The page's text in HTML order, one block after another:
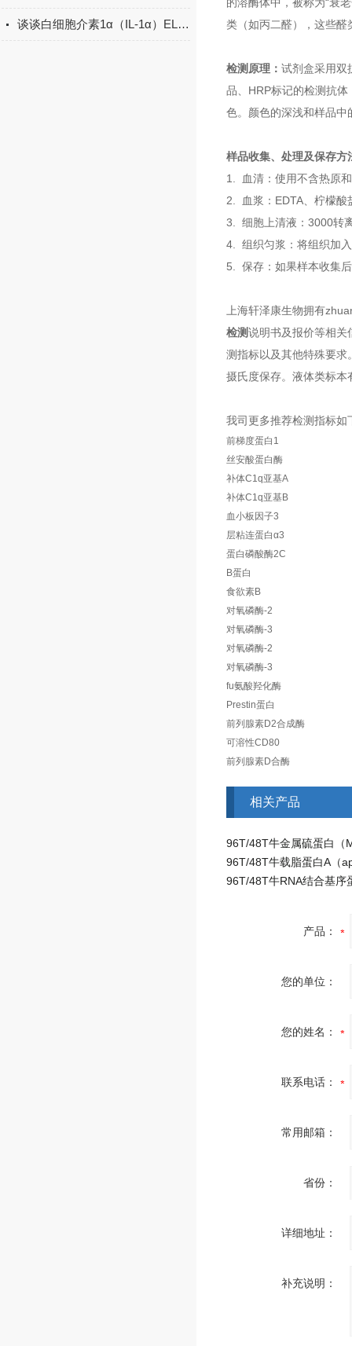
谈谈白细胞介素1α（IL-1α）ELISA试剂盒的操作步骤
类（如丙二醛），这些
检测原理： 试剂盒采用双
品、HRP标记的检测抗
色。颜色的深浅和样品
样品收集、处理及保存
1. 血清：使用不含热原
2. 血浆：EDTA、柠檬酸
3. 细胞上清液：3000转
4. 组织匀浆：将组织加
5. 保存：如果样本收集
上海轩泽康生物拥有
检测说明书及报价等相关
测指标以及其他特殊要
摄氏度保存。液体类标
我司更多推荐检测指标如
前梯度蛋白1
丝安酸蛋白酶
补体C1q亚基A
补体C1q亚基B
血小板因子3
层粘连蛋白α3
蛋白磷酸酶2C
B蛋白
食欲素B
对氧磷酶-2
对氧磷酶-3
对氧磷酶-2
对氧磷酶-3
fu氨酸羟化酶
Prestin蛋白
前列腺素D2合成酶
可溶性CD80
前列腺素D合酶
相关产品
产品：
您的单位：
您的姓名：
联系电话：
常用邮箱：
省份：
详细地址：
补充说明：